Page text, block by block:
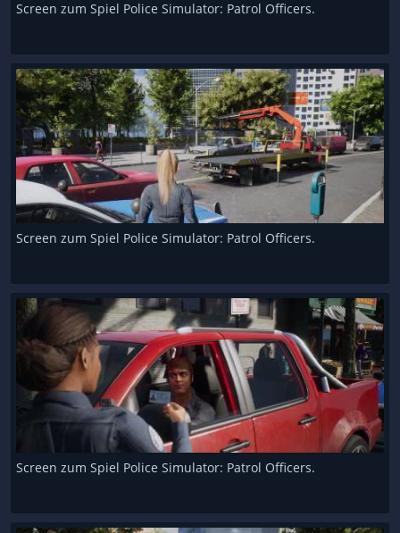
Screen zum Spiel Police Simulator: Patrol Officers.
Screen zum Spiel Police Simulator: Patrol Officers.
Screen zum Spiel Police Simulator: Patrol Officers.